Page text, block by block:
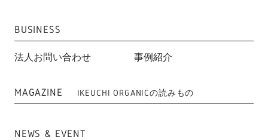
BUSINESS
法人お問い合わせ 事例紹介
MAGAZINE IKEUCHI ORGANICの読みもの
NEWS & EVENT